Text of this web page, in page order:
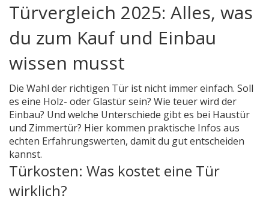
Türvergleich 2025: Alles, was
du zum Kauf und Einbau
wissen musst
Die Wahl der richtigen Tür ist nicht immer einfach. Soll
es eine Holz- oder Glastür sein? Wie teuer wird der
Einbau? Und welche Unterschiede gibt es bei Haustür
und Zimmertür? Hier kommen praktische Infos aus
echten Erfahrungswerten, damit du gut entscheiden
kannst.
Türkosten: Was kostet eine Tür
wirklich?